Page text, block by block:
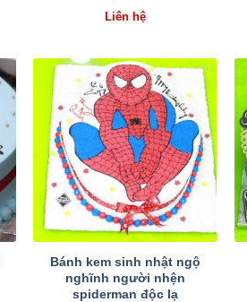
Liên hệ
Bánh kem sinh nhật ngộ
nghĩnh người nhện
spiderman độc lạ